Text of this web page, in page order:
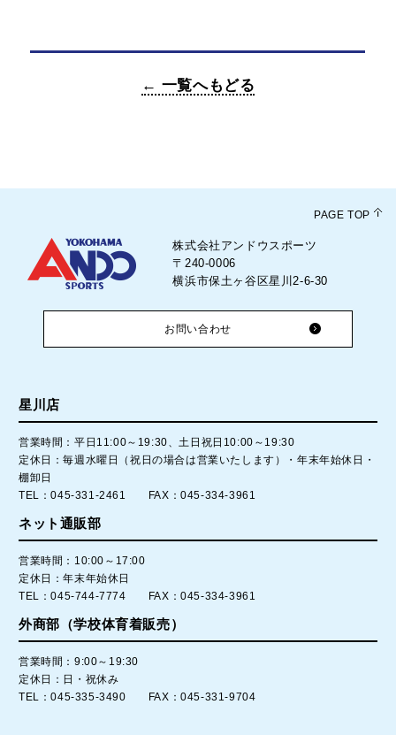
← 一覧へもどる
PAGE TOP
株式会社アンドウスポーツ
〒240-0006
横浜市保土ヶ谷区星川2-6-30
お問い合わせ
星川店
営業時間：平日11:00～19:30、土日祝日10:00～19:30
定休日：毎週水曜日（祝日の場合は営業いたします）・年末年始休日・
棚卸日
TEL：045-331-2461 FAX：045-334-3961
ネット通販部
営業時間：10:00～17:00
定休日：年末年始休日
TEL：045-744-7774 FAX：045-334-3961
外商部（学校体育着販売）
営業時間：9:00～19:30
定休日：日・祝休み
TEL：045-335-3490 FAX：045-331-9704